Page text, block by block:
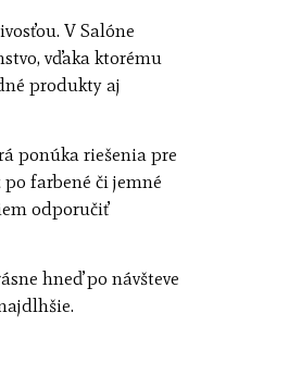
V Salóne
vďaka ktorému
produkty aj
ponúka riešenia pre
farbené či jemné
odporučiť
hneď po návšteve